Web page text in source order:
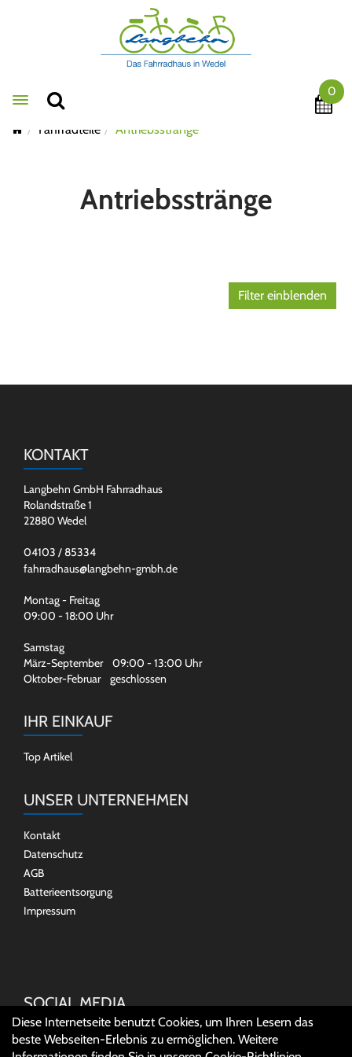
Toggle navigation
0
Fahrradteile Antriebsstränge
Antriebsstränge
Filter einblenden
KONTAKT
Langbehn GmbH Fahrradhaus
Rolandstraße 1
22880 Wedel
04103 / 85334
fahrradhaus@langbehn-gmbh.de
Montag - Freitag
09:00 - 18:00 Uhr
Samstag
März-September 09:00 - 13:00 Uhr
Oktober-Februar geschlossen
IHR EINKAUF
Top Artikel
UNSER UNTERNEHMEN
Kontakt
Datenschutz
AGB
Batterieentsorgung
Impressum
SOCIAL MEDIA
Diese Internetseite benutzt Cookies, um Ihren Lesern das
beste Webseiten-Erlebnis zu ermöglichen. Weitere